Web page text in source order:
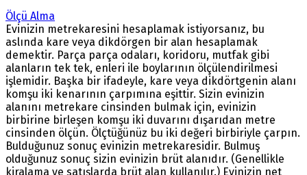
Ölçü Alma
Evinizin metrekaresini hesaplamak istiyorsanız, bu
aslında kare veya dikdörgen bir alan hesaplamak
demektir. Parça parça odaları, koridoru, mutfak gibi
alanların tek tek, enleri ile boylarının ölçülendirilmesi
işlemidir. Başka bir ifadeyle, kare veya dikdörtgenin alanı
komşu iki kenarının çarpımına eşittir. Sizin evinizin
alanını metrekare cinsinden bulmak için, evinizin
birbirine birleşen komşu iki duvarını dışarıdan metre
cinsinden ölçün. Ölçtüğünüz bu iki değeri birbiriyle çarpın.
Bulduğunuz sonuç evinizin metrekaresidir. Bulmuş
olduğunuz sonuç sizin evinizin brüt alanıdır. (Genellikle
kiralama ve satışlarda brüt alan kullanılır.) Evinizin net